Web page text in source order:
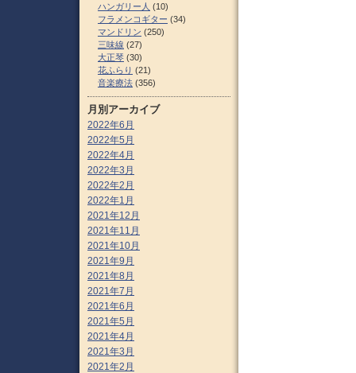
ハンガリー人 (10)
フラメンコギター (34)
マンドリン (250)
三味線 (27)
大正琴 (30)
花ふらり (21)
音楽療法 (356)
月別アーカイブ
2022年6月
2022年5月
2022年4月
2022年3月
2022年2月
2022年1月
2021年12月
2021年11月
2021年10月
2021年9月
2021年8月
2021年7月
2021年6月
2021年5月
2021年4月
2021年3月
2021年2月